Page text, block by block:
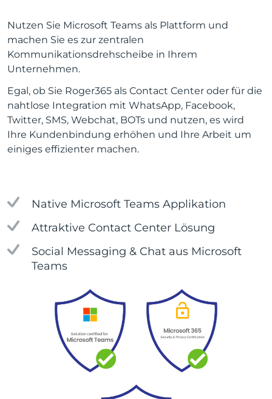
Nutzen Sie Microsoft Teams als Plattform und
machen Sie es zur zentralen
Kommunikationsdrehscheibe in Ihrem
Unternehmen.
Egal, ob Sie Roger365 als Contact Center oder für die
nahtlose Integration mit WhatsApp, Facebook,
Twitter, SMS, Webchat, BOTs und nutzen, es wird
Ihre Kundenbindung erhöhen und Ihre Arbeit um
einiges effizienter machen.
Native Microsoft Teams Applikation
Attraktive Contact Center Lösung
Social Messaging & Chat aus Microsoft
Teams